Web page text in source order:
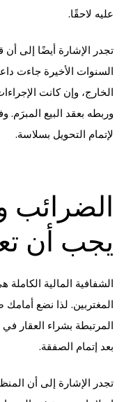
عليه لاحقًا.
تجدر الإشارة أيضًا إلى
السنوات الأخيرة جاءت
الخارج، وإن كانت
وربطه بعقد البيع المبرَم.
لإتمام التحويل بسلاسة.
الضرائب
يجب أن
الشفافية المالية
المغتربين. لذا نضع
المرتبطة بشراء العقار
بعد إتمام الصفقة.
تجدر الإشارة إلى أن